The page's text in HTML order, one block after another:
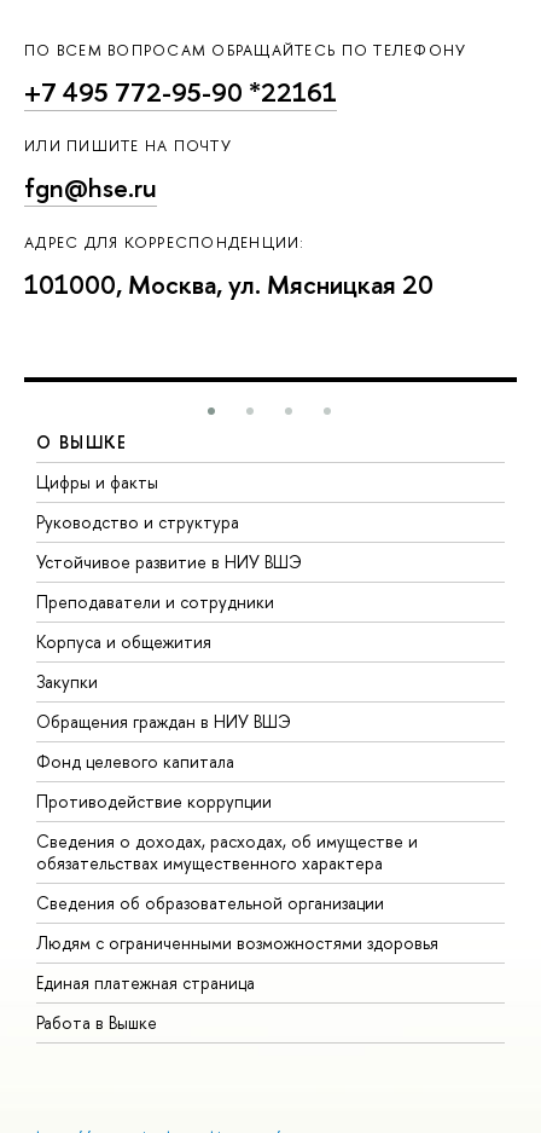
ПО ВСЕМ ВОПРОСАМ ОБРАЩАЙТЕСЬ ПО ТЕЛЕФОНУ
+7 495 772-95-90 *22161
ИЛИ ПИШИТЕ НА ПОЧТУ
fgn@hse.ru
АДРЕС ДЛЯ КОРРЕСПОНДЕНЦИИ:
101000, Москва, ул. Мясницкая 20
О ВЫШКЕ
Цифры и факты
Руководство и структура
Устойчивое развитие в НИУ ВШЭ
Преподаватели и сотрудники
Корпуса и общежития
Закупки
Обращения граждан в НИУ ВШЭ
Фонд целевого капитала
Противодействие коррупции
Сведения о доходах, расходах, об имуществе и
обязательствах имущественного характера
Сведения об образовательной организации
Людям с ограниченными возможностями здоровья
Единая платежная страница
Работа в Вышке